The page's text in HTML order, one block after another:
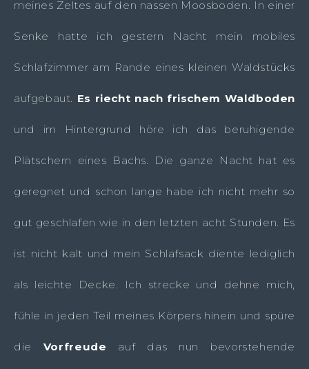
meines Zeltes auf den nassen Moosboden. In einer
Senke hatte ich gestern Nacht mein mobiles
Schlafzimmer am Rande eines kleinen Waldstücks
aufgebaut. Es riecht nach frischem Waldboden
und im Hintergrund höre ich das beruhigende
Plätschern eines Bachs. Die ganze Nacht hat es
geregnet und schon lange habe ich nicht mehr so
gut geschlafen wie in den letzten acht Stunden. Es
ist nicht kalt und mein Schlafsack diente lediglich
als leichte Decke. Ich strecke und dehne mich,
fühle in jeden Teil meines Körpers hinein und spüre
die Vorfreude auf das nun bevorstehende